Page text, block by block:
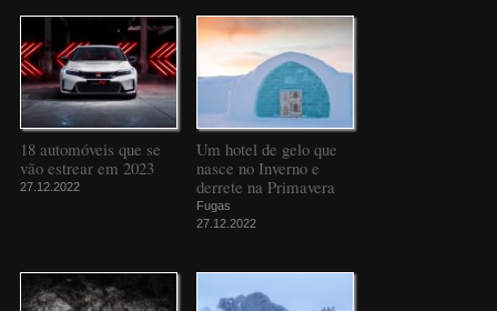
18 automóveis que se
vão estrear em 2023
27.12.2022
Um hotel de gelo que
nasce no Inverno e
derrete na Primavera
Fugas
27.12.2022